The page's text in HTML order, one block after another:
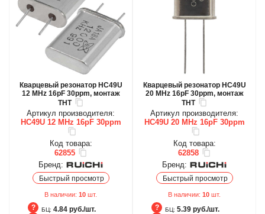
Кварцевый резонатор HC49U
12 MHz 16pF 30ppm, монтаж
THT
Артикул производителя:
HC49U 12 MHz 16pF 30ppm
Код товара:
62855
Бренд:
Быстрый просмотр
В наличии: 10 шт.
БЦ: 4.84 руб./шт.
Кварцевый резонатор HC49U
20 MHz 16pF 30ppm, монтаж
THT
Артикул производителя:
HC49U 20 MHz 16pF 30ppm
Код товара:
62858
Бренд:
Быстрый просмотр
В наличии: 10 шт.
БЦ: 5.39 руб./шт.